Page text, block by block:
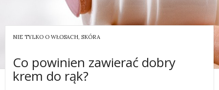
NIE TYLKO O WŁOSACH, SKÓRA
Co powinien zawierać dobry
krem do rąk?